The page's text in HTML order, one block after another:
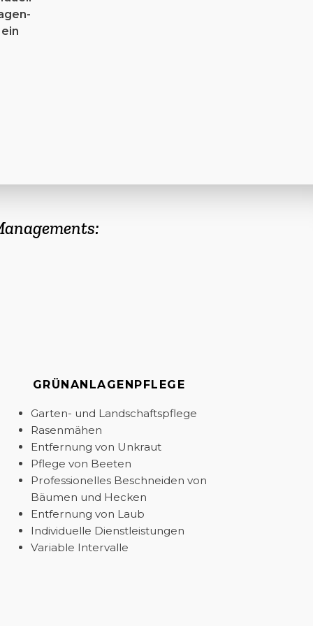
GRÜNANLAGEN­PFLEGE
Garten- und Landschaftspflege
Rasenmähen
Entfernung von Unkraut
Pflege von Beeten
Professionelles Beschneiden von
Bäumen und Hecken
Entfernung von Laub
Individuelle Dienstleistungen
Variable Intervalle